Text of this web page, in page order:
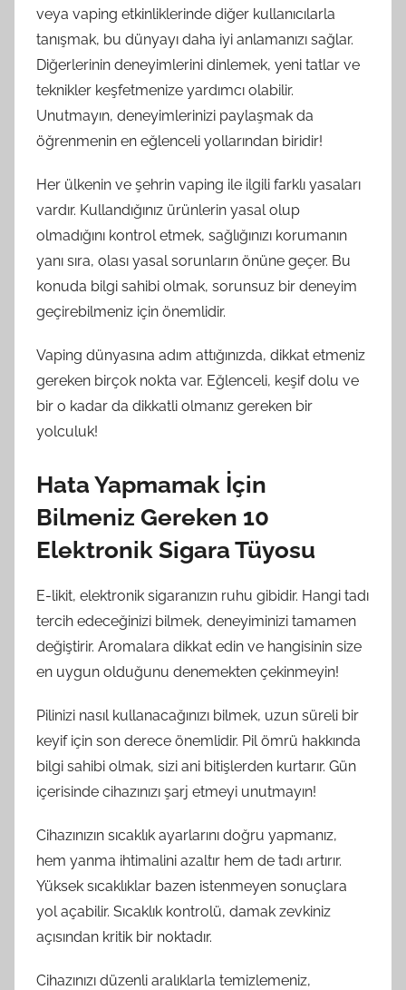
veya vaping etkinliklerinde diğer kullanıcılarla
tanışmak, bu dünyayı daha iyi anlamanızı sağlar.
Diğerlerinin deneyimlerini dinlemek, yeni tatlar ve
teknikler keşfetmenize yardımcı olabilir.
Unutmayın, deneyimlerinizi paylaşmak da
öğrenmenin en eğlenceli yollarından biridir!
Her ülkenin ve şehrin vaping ile ilgili farklı yasaları
vardır. Kullandığınız ürünlerin yasal olup
olmadığını kontrol etmek, sağlığınızı korumanın
yanı sıra, olası yasal sorunların önüne geçer. Bu
konuda bilgi sahibi olmak, sorunsuz bir deneyim
geçirebilmeniz için önemlidir.
Vaping dünyasına adım attığınızda, dikkat etmeniz
gereken birçok nokta var. Eğlenceli, keşif dolu ve
bir o kadar da dikkatli olmanız gereken bir
yolculuk!
Hata Yapmamak İçin
Bilmeniz Gereken 10
Elektronik Sigara Tüyosu
E-likit, elektronik sigaranızın ruhu gibidir. Hangi tadı
tercih edeceğinizi bilmek, deneyiminizi tamamen
değiştirir. Aromalara dikkat edin ve hangisinin size
en uygun olduğunu denemekten çekinmeyin!
Pilinizi nasıl kullanacağınızı bilmek, uzun süreli bir
keyif için son derece önemlidir. Pil ömrü hakkında
bilgi sahibi olmak, sizi ani bitişlerden kurtarır. Gün
içerisinde cihazınızı şarj etmeyi unutmayın!
Cihazınızın sıcaklık ayarlarını doğru yapmanız,
hem yanma ihtimalini azaltır hem de tadı artırır.
Yüksek sıcaklıklar bazen istenmeyen sonuçlara
yol açabilir. Sıcaklık kontrolü, damak zevkiniz
açısından kritik bir noktadır.
Cihazınızı düzenli aralıklarla temizlemeniz,